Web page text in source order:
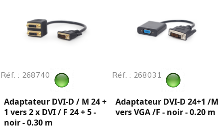
Réf. : 268740
Adaptateur DVI-D / M 24 +
1 vers 2 x DVI / F 24 + 5 -
noir - 0.30 m
Réf. : 268031
Adaptateur DVI-D 24+1 /M
vers VGA /F - noir - 0.20 m